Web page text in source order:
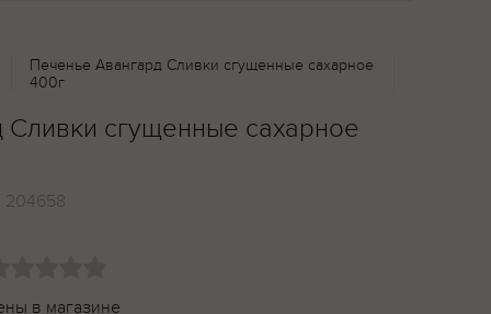
Печенье Авангард Сливки сгущенные сахарное
400г
сгущенные сахарное
204658
в магазине